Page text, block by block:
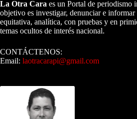
La Otra Cara es un Portal de periodismo
objetivo es investigar, denunciar e informar
equitativa, analítica, con pruebas y en
temas ocultos de interés nacional.
CONTÁCTENOS:
Email: laotracarapi@gmail.com